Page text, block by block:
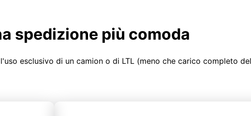
spedizione più comoda
esclusivo di un camion o di LTL (meno che carico completo